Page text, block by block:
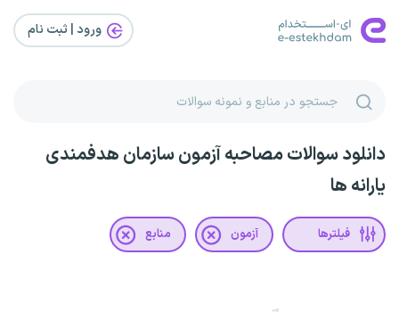
ورود | ثبت‌ نام
دانلود سوالات مصاحبه آزمون سازمان هدفمندی
یارانه ها
فیلترها آزمون منابع